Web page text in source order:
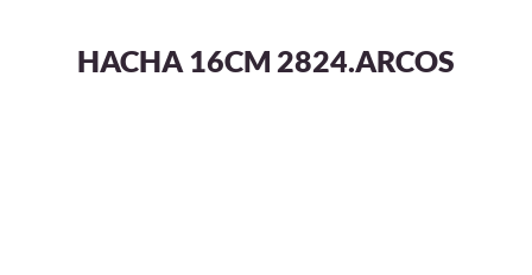
HACHA 16CM 2824.ARCOS